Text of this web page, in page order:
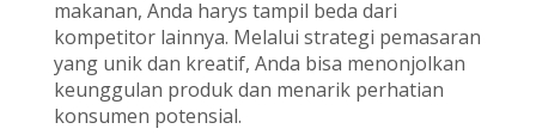
makanan, Anda harys tampil beda dari
kompetitor lainnya. Melalui strategi pemasaran
yang unik dan kreatif, Anda bisa menonjolkan
keunggulan produk dan menarik perhatian
konsumen potensial.